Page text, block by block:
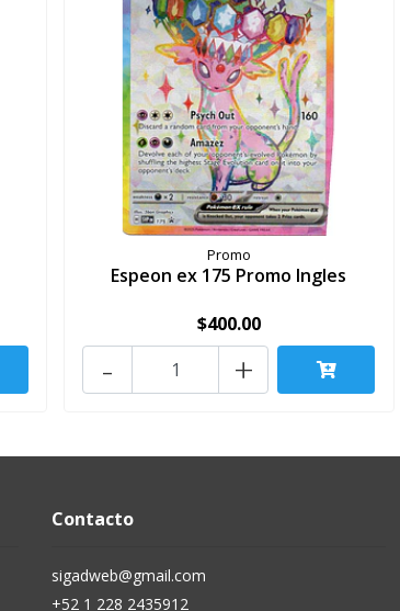
Promo
Espeon ex 175 Promo Ingles
$400.00
+
-
Contacto
sigadweb@gmail.com
+52 1 228 2435912